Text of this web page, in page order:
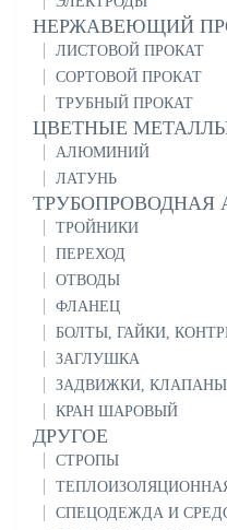
НЕРЖАВЕЮЩИЙ
ЛИСТОВОЙ ПРОКАТ
СОРТОВОЙ ПРОКАТ
ТРУБНЫЙ ПРОКАТ
ЦВЕТНЫЕ
АЛЮМИНИЙ
ЛАТУНЬ
ТРУБОПРОВОДНАЯ
ТРОЙНИКИ
ПЕРЕХОД
ОТВОДЫ
ФЛАНЕЦ
БОЛТЫ, ГАЙКИ,
ЗАГЛУШКА
ЗАДВИЖКИ, КЛАПАНЫ
КРАН ШАРОВЫЙ
ДРУГОЕ
СТРОПЫ
СПЕЦОДЕЖДА И